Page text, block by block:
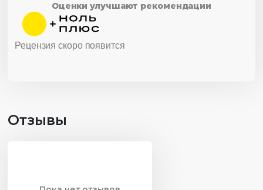
Оценки улучшают рекомендации
Рецензия скоро появится
Отзывы